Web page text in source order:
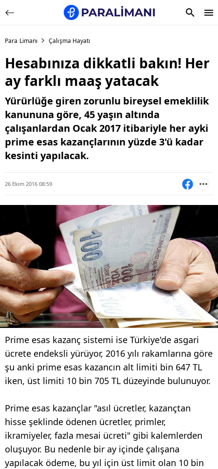
Para Limanı Çalışma Hayatı
Hesabınıza dikkatli bakın! Her
ay farklı maaş yatacak
Yürürlüğe giren zorunlu bireysel emeklilik
kanununa göre, 45 yaşın altında
çalışanlardan Ocak 2017 itibariyle her ayki
prime esas kazançlarının yüzde 3'ü kadar
kesinti yapılacak.
26 Ekim 2016 08:59
Prime esas kazanç sistemi ise Türkiye'de asgari
ücrete endeksli yürüyor, 2016 yılı rakamlarına göre
şu anki prime esas kazancın alt limiti bin 647 TL
iken, üst limiti 10 bin 705 TL düzeyinde bulunuyor.
Prime esas kazançlar "asıl ücretler, kazançtan
hisse şeklinde ödenen ücretler, primler,
ikramiyeler, fazla mesai ücreti" gibi kalemlerden
oluşuyor. Bu nedenle bir ay içinde çalışana
yapılacak ödeme, bu yıl için üst limit olan 10 bin